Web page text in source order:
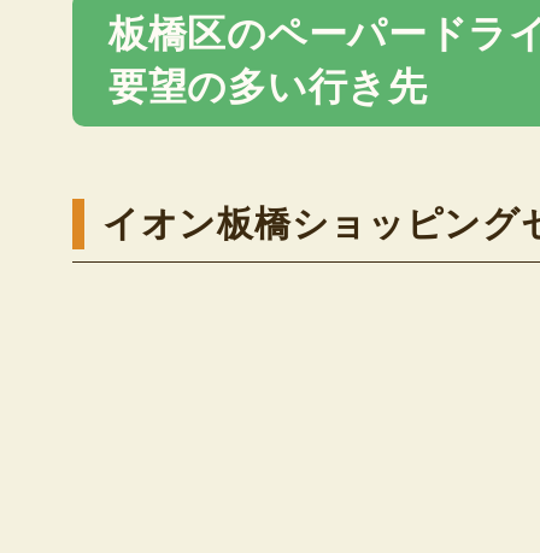
板橋区のペーパードラ
要望の多い行き先
イオン板橋ショッピング